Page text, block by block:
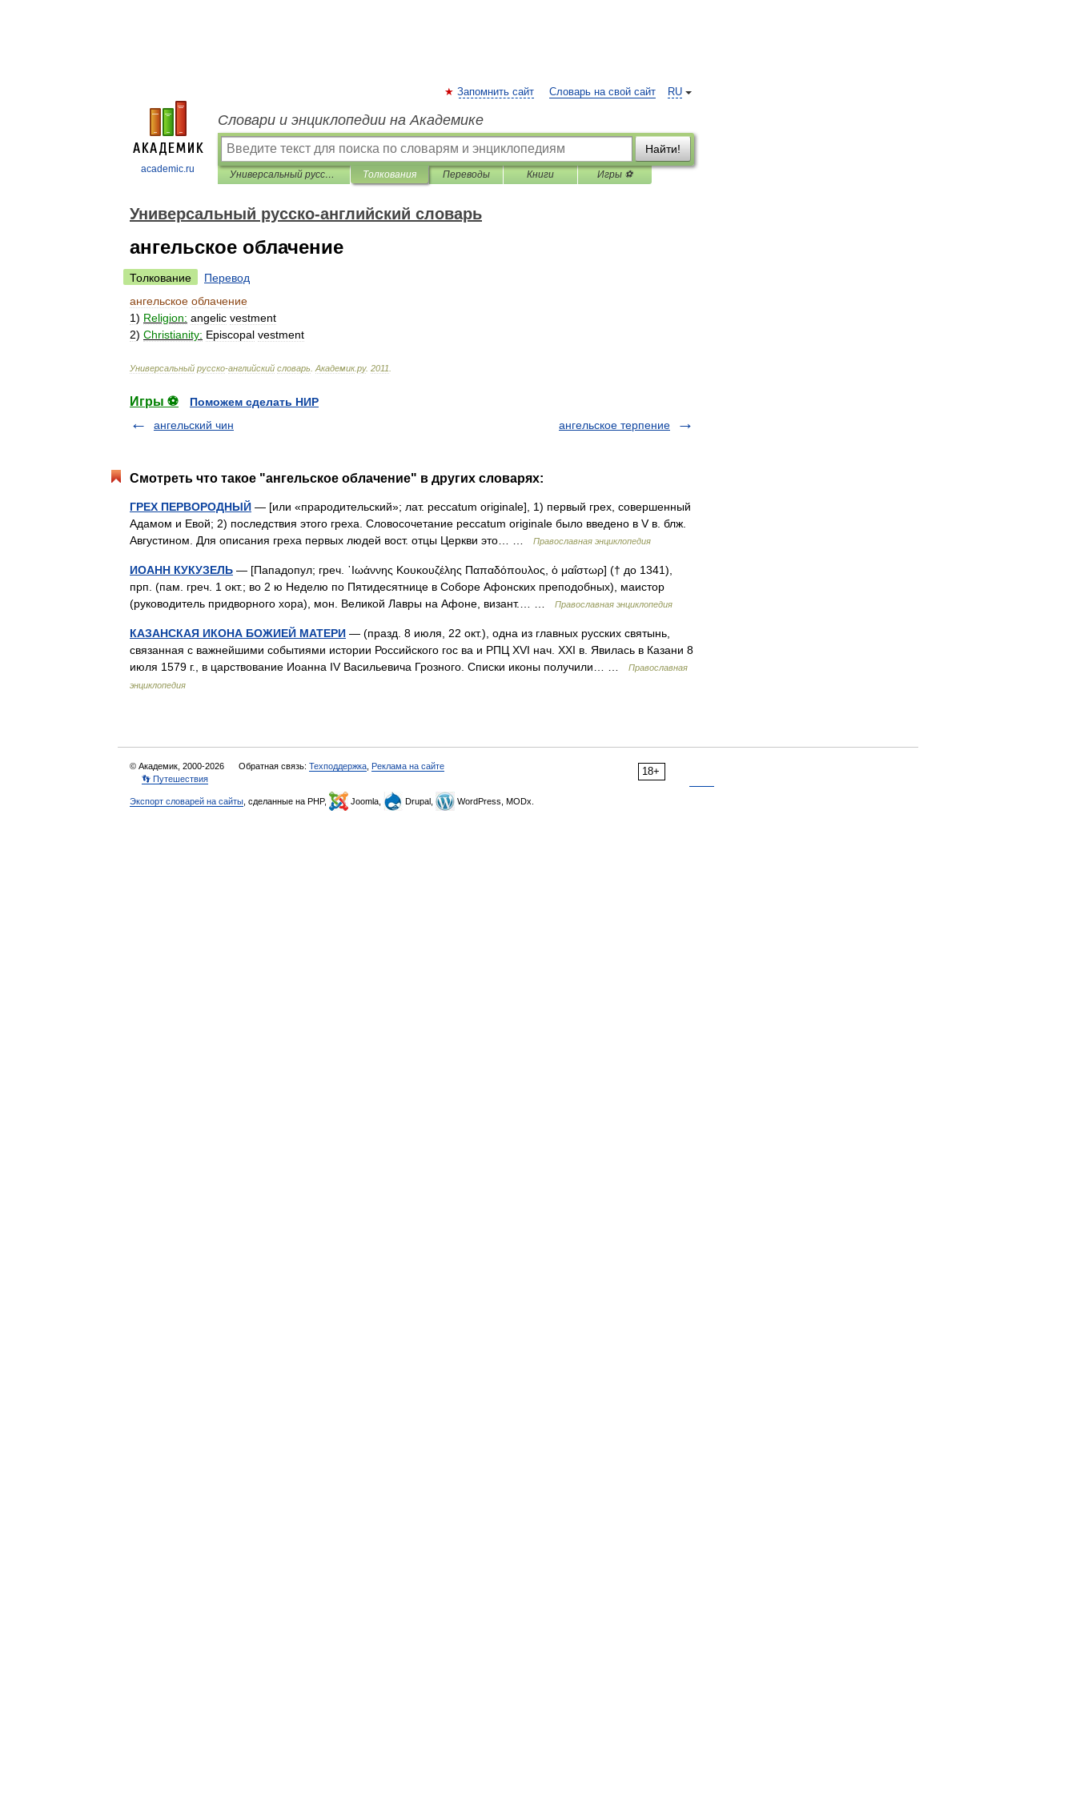
academic.ru
RU
Запомнить сайт Словарь на свой сайт
Словари и энциклопедии на Академике
Найти!
Универсальный русско-английский словарь Толкования Переводы Книги Игры ⚽
Универсальный русско-английский словарь
ангельское облачение
Толкование
Перевод
ангельское облачение
1) Religion: angelic vestment
2) Christianity: Episcopal vestment
Универсальный русско-английский словарь Академик.ру. 2011
Игры ⚽
Поможем сделать НИР
ангельский чин
ангельское терпение
Смотреть что такое "ангельское облачение" в других словарях:
ГРЕХ ПЕРВОРОДНЫЙ — [или «прародительский»; лат. peccatum originale], 1) первый грех, совершенный
Адамом и Евой; 2) последствия этого греха. Словосочетание peccatum originale было введено в V в. блж.
Августином. Для описания греха первых людей вост. отцы Церкви это… …
Православная энциклопедия
ИОАНН КУКУЗЕЛЬ — [Пападопул; греч. ᾿Ιωάννης Κουκουζέλης Παπαδόπουλος, ὁ μαΐστωρ] († до 1341),
прп. (пам. греч. 1 окт.; во 2 ю Неделю по Пятидесятнице в Соборе Афонских преподобных), маистор
(руководитель придворного хора), мон. Великой Лавры на Афоне, визант.… …
Православная энциклопедия
КАЗАНСКАЯ ИКОНА БОЖИЕЙ МАТЕРИ — (празд. 8 июля, 22 окт.), одна из главных русских святынь,
связанная с важнейшими событиями истории Российского гос ва и РПЦ XVI нач. XXI в. Явилась в Казани 8
июля 1579 г., в царствование Иоанна IV Васильевича Грозного. Списки иконы получили… …
Православная
энциклопедия
18+
© Академик, 2000-2026 Обратная связь: Техподдержка Реклама на сайте
👣 Путешествия
Экспорт словарей на сайты , сделанные на PHP, Joomla, Drupal, WordPress, MODx.